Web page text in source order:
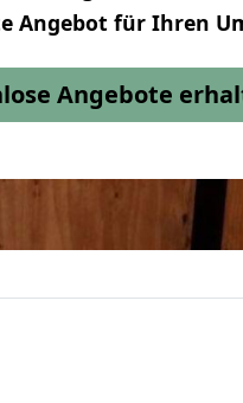
Angebot für Ihren
Angebote